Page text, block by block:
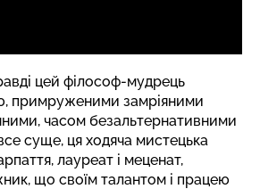
цей філософ-мудрець
примруженими замріяними
часом безальтернативними
суще, ця ходяча мистецька
лауреат і меценат,
що своїм талантом і працею